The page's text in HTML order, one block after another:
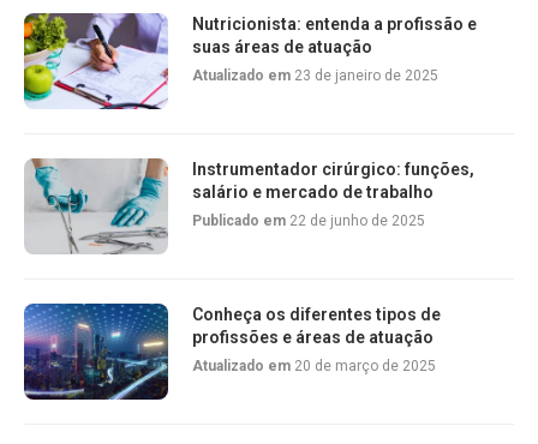
Nutricionista: entenda a profissão e
suas áreas de atuação
Atualizado em 23 de janeiro de 2025
Instrumentador cirúrgico: funções,
salário e mercado de trabalho
Publicado em 22 de junho de 2025
Conheça os diferentes tipos de
profissões e áreas de atuação
Atualizado em 20 de março de 2025